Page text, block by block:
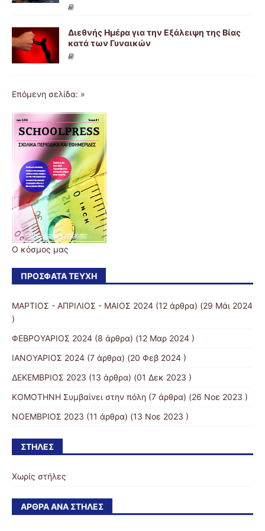
Διεθνής Ημέρα για την Εξάλειψη της Βίας
κατά των Γυναικών
Επόμενη σελίδα: »
Ο κόσμος μας
ΠΡΌΣΦΑΤΑ ΤΕΎΧΗ
ΜΑΡΤΙΟΣ - ΑΠΡΙΛΙΟΣ - ΜΑΙΟΣ 2024 (12 άρθρα) (29 Μάι 2024
)
ΦΕΒΡΟΥΑΡΙΟΣ 2024 (8 άρθρα) (12 Μαρ 2024 )
ΙΑΝΟΥΑΡΙΟΣ 2024 (7 άρθρα) (20 Φεβ 2024 )
ΔΕΚΕΜΒΡΙΟΣ 2023 (13 άρθρα) (01 Δεκ 2023 )
KOMOTHNH Συμβαίνει στην πόλη (7 άρθρα) (26 Νοε 2023 )
ΝΟΕΜΒΡΙΟΣ 2023 (11 άρθρα) (13 Νοε 2023 )
ΣΤΉΛΕΣ
Χωρίς στήλες
ΆΡΘΡΑ ΑΝΆ ΣΤΉΛΕΣ